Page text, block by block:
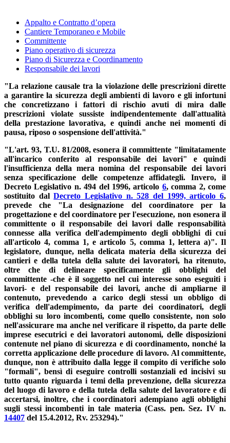
Appalto e Contratto d’opera
Cantiere Temporaneo e Mobile
Committente
Piano operativo di sicurezza
Piano di Sicurezza e Coordinamento
Responsabile dei lavori
"La relazione causale tra la violazione delle prescrizioni dirette
a garantire la sicurezza degli ambienti di lavoro e gli infortuni
che concretizzano i fattori di rischio avuti di mira dalle
prescrizioni violate sussiste indipendentemente dall'attualità
della prestazione lavorativa, e quindi anche nei momenti di
pausa, riposo o sospensione dell'attività."
"L'art. 93, T.U. 81/2008, esonera il committente "limitatamente
all'incarico conferito al responsabile dei lavori" e quindi
l'insufficienza della mera nomina del responsabile dei lavori
senza specificazione delle competenze affidategli. Invero, il
Decreto Legislativo n. 494 del 1996, articolo 6, comma 2, come
sostituito dalDecreto Legislativo n. 528 del 1999, articolo 6,
prevede che "La designazione del coordinatore per la
progettazione e del coordinatore per l'esecuzione, non esonera il
committente o il responsabile dei lavori dalle responsabilità
connesse alla verifica dell'adempimento degli obblighi di cui
all'articolo 4, comma 1, e articolo 5, comma 1, lettera a)". Il
legislatore, dunque, nella delicata materia della sicurezza dei
cantieri e della tutela della salute dei lavoratori, ha ritenuto,
oltre che di delineare specificamente gli obblighi del
committente -che è il soggetto nel cui interesse sono eseguiti i
lavori- e del responsabile dei lavori, anche di ampliarne il
contenuto, prevedendo a carico degli stessi un obbligo di
verifica dell'adempimento, da parte dei coordinatori, degli
obblighi su loro incombenti, come quello consistente, non solo
nell'assicurare ma anche nel verificare il rispetto, da parte delle
imprese esecutrici e dei lavoratori autonomi, delle disposizioni
contenute nel piano di sicurezza e di coordinamento, nonché la
corretta applicazione delle procedure di lavoro. Al committente,
dunque, non è attribuito dalla legge il compito di verifiche solo
"formali", bensì di eseguire controlli sostanziali ed incisivi su
tutto quanto riguarda i temi della prevenzione, della sicurezza
del luogo di lavoro e della tutela della salute del lavoratore e di
accertarsi, inoltre, che i coordinatori adempiano agli obblighi
sugli stessi incombenti in tale materia (Cass. pen. Sez. IV n.
14407 del 15.4.2012, Rv. 253294)."